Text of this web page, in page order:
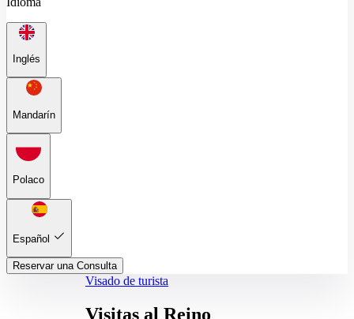
Inglés
Mandarín
Polaco
Español
Reservar una Consulta
Visado de turista
Visitas al Reino